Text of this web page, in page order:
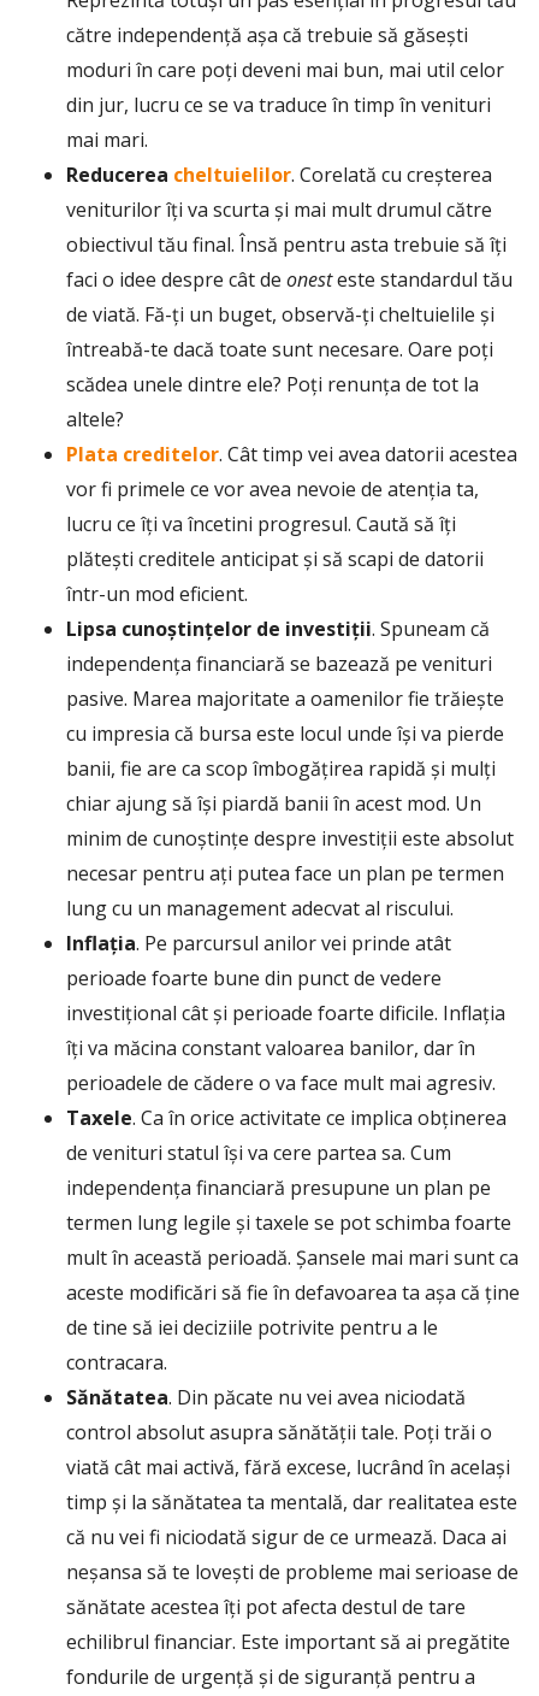
către independență așa că trebuie să găsești
moduri în care poți deveni mai bun, mai util celor
din jur, lucru ce se va traduce în timp în venituri
mai mari.
Reducerea cheltuielilor. Corelată cu creșterea
veniturilor îți va scurta și mai mult drumul către
obiectivul tău final. Însă pentru asta trebuie să îți
faci o idee despre cât de onesteste standardul tău
de viată. Fă-ți un buget, observă-ți cheltuielile și
întreabă-te dacă toate sunt necesare. Oare poți
scădea unele dintre ele? Poți renunța de tot la
altele?
Plata creditelor. Cât timp vei avea datorii acestea
vor fi primele ce vor avea nevoie de atenția ta,
lucru ce îți va încetini progresul. Caută să îți
plătești creditele anticipat și să scapi de datorii
într-un mod eficient.
Lipsa cunoștințelor de investiții. Spuneam că
independența financiară se bazează pe venituri
pasive. Marea majoritate a oamenilor fie trăiește
cu impresia că bursa este locul unde își va pierde
banii, fie are ca scop îmbogățirea rapidă și mulți
chiar ajung să își piardă banii în acest mod. Un
minim de cunoștințe despre investiții este absolut
necesar pentru ați putea face un plan pe termen
lung cu un management adecvat al riscului.
Inflația. Pe parcursul anilor vei prinde atât
perioade foarte bune din punct de vedere
investițional cât și perioade foarte dificile. Inflația
îți va măcina constant valoarea banilor, dar în
perioadele de cădere o va face mult mai agresiv.
Taxele. Ca în orice activitate ce implica obținerea
de venituri statul își va cere partea sa. Cum
independența financiară presupune un plan pe
termen lung legile și taxele se pot schimba foarte
mult în această perioadă. Șansele mai mari sunt ca
aceste modificări să fie în defavoarea ta așa că ține
de tine să iei deciziile potrivite pentru a le
contracara.
Sănătatea. Din păcate nu vei avea niciodată
control absolut asupra sănătății tale. Poți trăi o
viată cât mai activă, fără excese, lucrând în același
timp și la sănătatea ta mentală, dar realitatea este
că nu vei fi niciodată sigur de ce urmează. Daca ai
neșansa să te lovești de probleme mai serioase de
sănătate acestea îți pot afecta destul de tare
echilibrul financiar. Este important să ai pregătite
fondurile de urgență și de siguranță pentru a